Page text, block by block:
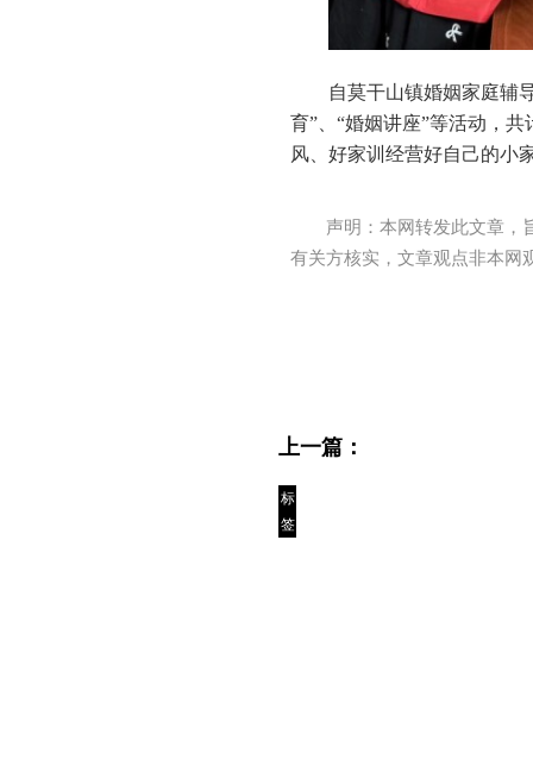
自莫干山镇婚姻家庭辅
育”、“婚姻讲座”等活动，
风、好家训经营好自己的小
声明：本网转发此文章，
有关方核实，文章观点非本网
上一篇：
标
签